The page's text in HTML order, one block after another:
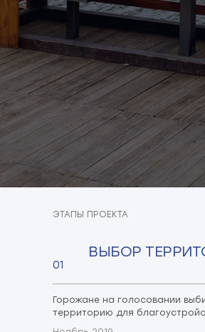
ЭТАПЫ ПРОЕКТА
ВЫБОР
Горожане на голосовании
территорию для
01